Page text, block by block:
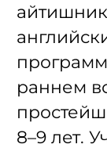
раннем
8–9 лет.